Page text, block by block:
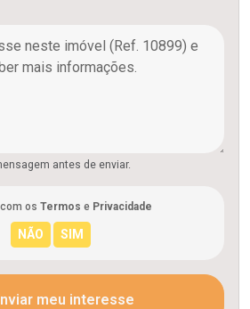
antes de enviar.
os Termos e Privacidade
meu interesse